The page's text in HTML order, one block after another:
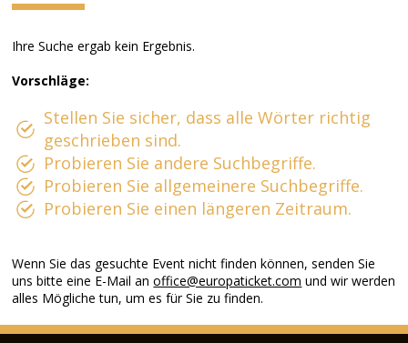
Ihre Suche ergab kein Ergebnis.
Vorschläge:
Stellen Sie sicher, dass alle Wörter richtig
geschrieben sind.
Probieren Sie andere Suchbegriffe.
Probieren Sie allgemeinere Suchbegriffe.
Probieren Sie einen längeren Zeitraum.
Wenn Sie das gesuchte Event nicht finden können, senden Sie
uns bitte eine E-Mail anoffice@europaticket.com und wir werden
alles Mögliche tun, um es für Sie zu finden.